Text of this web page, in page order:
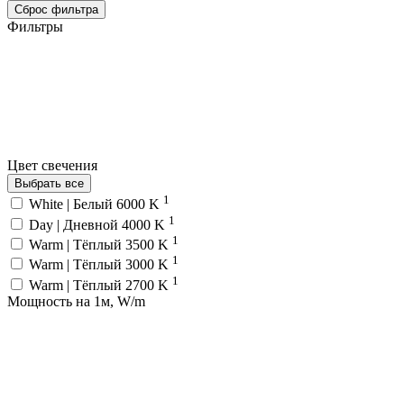
Сброс фильтра
Фильтры
Цвет свечения
Выбрать все
White | Белый 6000 K 1
Day | Дневной 4000 K 1
Warm | Тёплый 3500 K 1
Warm | Тёплый 3000 K 1
Warm | Тёплый 2700 K 1
Мощность на 1м, W/m